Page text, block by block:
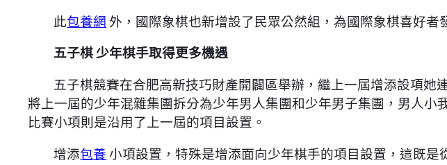
此包養網 外，國際象棋也新增設了民眾公然組，為國際象棋喜好者
五子棋 少年棋手取得更多機遇
五子棋競賽在合肥高新技巧財產開闢區舉辦，繼上一屆增添設項她
將上一屆的少年混雜集團拆分為少年男人集團和少年男子集團，男人小
比賽小項則是沿用了上一屆的項目設置。
增添包養小項設置，特殊是增添面向少年棋手的項目設置，這既